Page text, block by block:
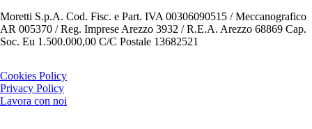
Moretti S.p.A. Cod. Fisc. e Part. IVA 00306090515 / Meccanografico
AR 005370 / Reg. Imprese Arezzo 3932 / R.E.A. Arezzo 68869 Cap.
Soc. Eu 1.500.000,00 C/C Postale 13682521
Cookies Policy
Privacy Policy
Lavora con noi